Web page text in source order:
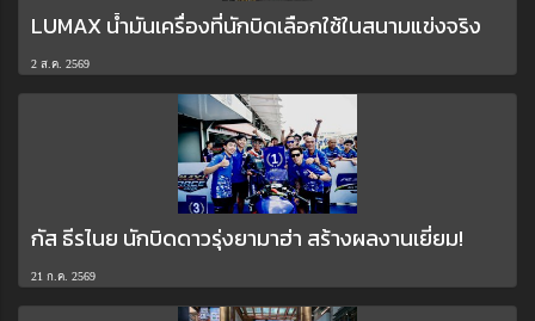
LUMAX น้ำมันเครื่องที่นักบิดเลือกใช้ในสนามแข่งจริง
2 ส.ค. 2569
กัส ธีรไนย นักบิดดาวรุ่งยามาฮ่า สร้างผลงานเยี่ยม!
21 ก.ค. 2569